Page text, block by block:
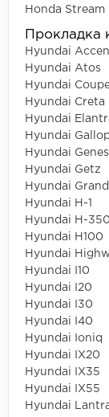
Honda Stream
Hyundai
Hyundai Atos
Hyundai
Hyundai Creta
Hyundai
Hyundai
Hyundai
Hyundai Getz
Hyundai
Hyundai H-1
Hyundai H-350
Hyundai H100
Hyundai
Hyundai I10
Hyundai I20
Hyundai I30
Hyundai I40
Hyundai Ioniq
Hyundai IX20
Hyundai IX35
Hyundai IX55
Hyundai